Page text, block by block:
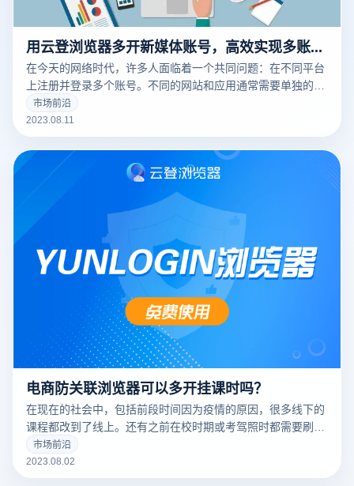
用云登浏览器多开新媒体账号，高效实现多账号运营
在今天的网络时代，许多人面临着一个共同问题：在不同平台
上注册并登录多个账号。不同的网站和应用通常需要单独的账
号名和密码，有时甚至需要多个账号来执行更复杂的任务。因
此，有效地管理这些账号变得尤为重要。这就是云登防关联指
纹浏览器的用武之地。
市场前沿
2023.08.11
电商防关联浏览器可以多开挂课时吗？
在现在的社会中，包括前段时间因为疫情的原因，很多线下的
课程都改到了线上。还有之前在校时期或考驾照时都需要刷课
时，但挂完所有课时需要花费很多时间，还会有很多不同的课
程都需要在分别的网站上进行学习操作，这时传统的浏览器就
市场前沿
2023.08.02